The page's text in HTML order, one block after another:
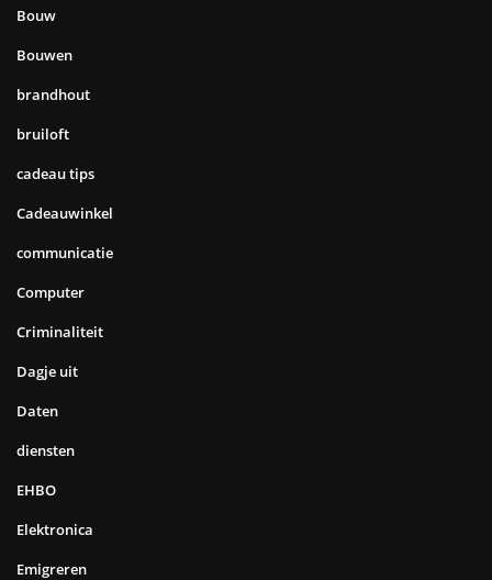
Bouw
Bouwen
brandhout
bruiloft
cadeau tips
Cadeauwinkel
communicatie
Computer
Criminaliteit
Dagje uit
Daten
diensten
EHBO
Elektronica
Emigreren